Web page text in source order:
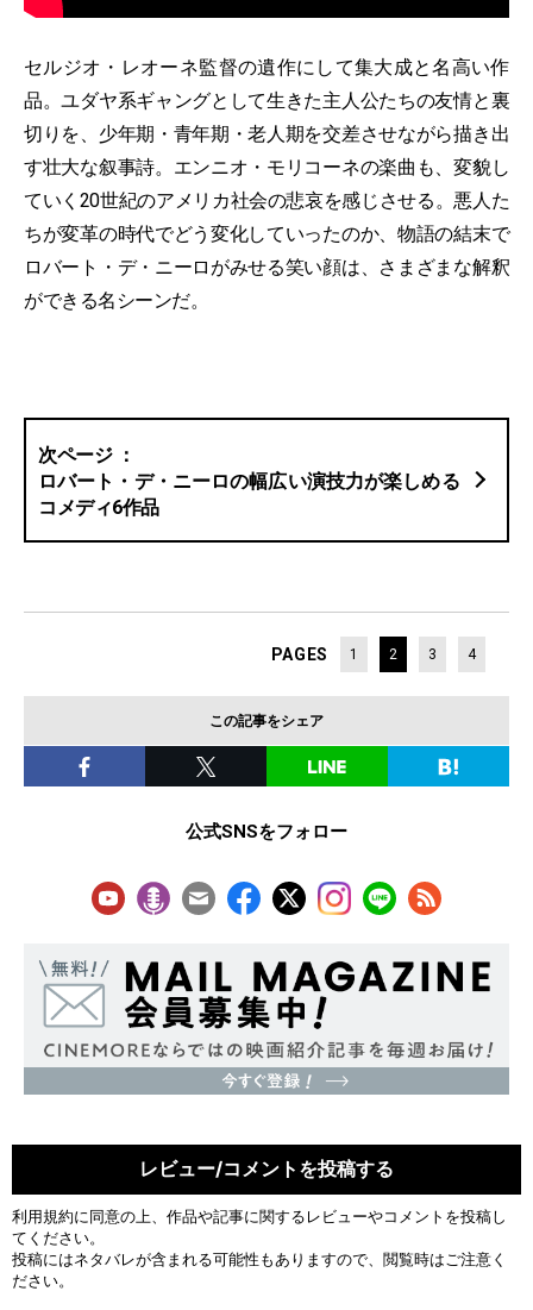
セルジオ・レオーネ監督の遺作にして集大成と名高い作
品。ユダヤ系ギャングとして生きた主人公たちの友情と裏
切りを、少年期・青年期・老人期を交差させながら描き出
す壮大な叙事詩。エンニオ・モリコーネの楽曲も、変貌し
ていく20世紀のアメリカ社会の悲哀を感じさせる。悪人た
ちが変革の時代でどう変化していったのか、物語の結末で
ロバート・デ・ニーロがみせる笑い顔は、さまざまな解釈
ができる名シーンだ。
ロバート・デ・ニーロの幅広い演技力が楽しめる
コメディ6作品
PAGES 1 2 3 4
この記事をシェア
公式SNSをフォロー
レビュー/コメントを投稿する
利用規約に同意の上、作品や記事に関するレビューやコメントを投稿し
てください。
投稿にはネタバレが含まれる可能性もありますので、閲覧時はご注意く
ださい。